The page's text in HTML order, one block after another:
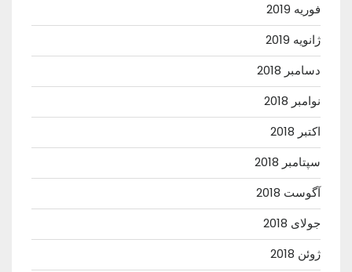
فوریه 2019
ژانویه 2019
دسامبر 2018
نوامبر 2018
اکتبر 2018
سپتامبر 2018
آگوست 2018
جولای 2018
ژوئن 2018